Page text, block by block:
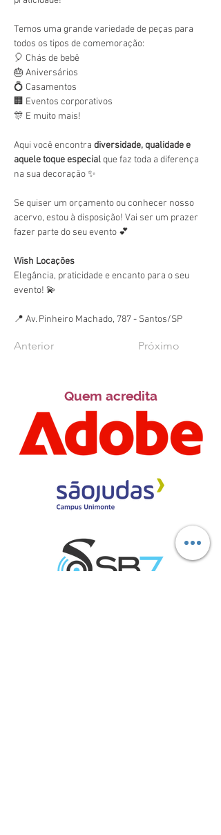
Temos uma grande variedade de peças para
todos os tipos de comemoração:
🎈 Chás de bebê
🎂 Aniversários
💍 Casamentos
🏢 Eventos corporativos
🎊 E muito mais!
Aqui você encontra diversidade, qualidade e
aquele toque especial que faz toda a diferença
na sua decoração ✨
Se quiser um orçamento ou conhecer nosso
acervo, estou à disposição! Vai ser um prazer
fazer parte do seu evento 💕
Wish Locações
Elegância, praticidade e encanto para o seu
evento! 💫
📍 Av. Pinheiro Machado, 787 - Santos/SP
Anterior Próximo
Quem acredita